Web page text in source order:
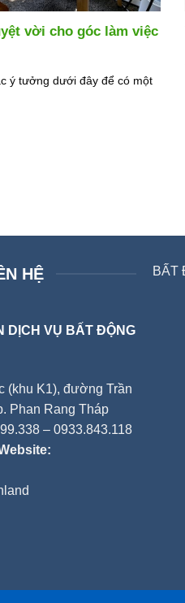
vời cho góc làm việc
ý tưởng dưới đây để có một
HỆ
DỊCH VỤ BẤT ĐỘNG
(khu K1), đường Trần
Phan Rang Tháp
– 0933.843.118
BẤT